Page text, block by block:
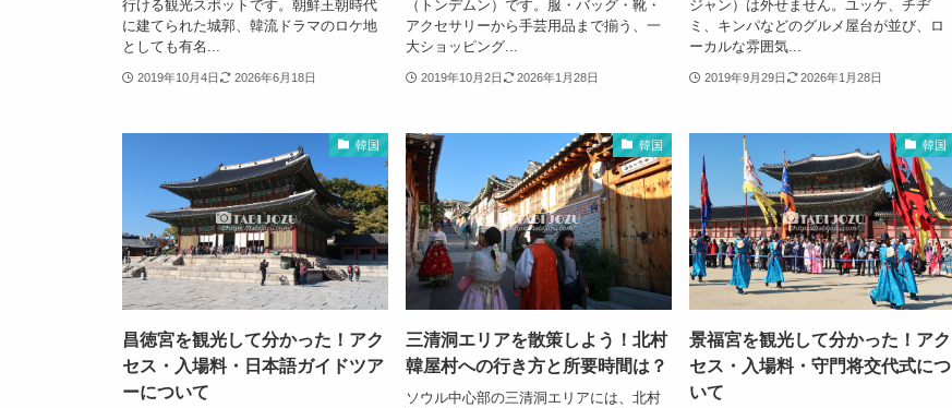
行ける観光スポットです。朝鮮王朝時代
に建てられた城郭、韓流ドラマのロケ地
としても有名...
2019年10月4日 2026年6月18日
（トンデムン）です。服・バッグ・靴・
アクセサリーから手芸用品まで揃う、一
大ショッピング...
2019年10月2日 2026年1月28日
ジャン）は外せません。ユッケ、チヂ
ミ、キンパなどのグルメ屋台が並び、ロ
ーカルな雰囲気...
2019年9月29日 2026年1月28日
韓国
昌徳宮を観光して分かった！アク
セス・入場料・日本語ガイドツア
ーについて
韓国
三清洞エリアを散策しよう！北村
韓屋村への行き方と所要時間は？
ソウル中心部の三清洞エリアには、北村
韓国
景福宮を観光して分かった！アク
セス・入場料・守門将交代式につ
いて